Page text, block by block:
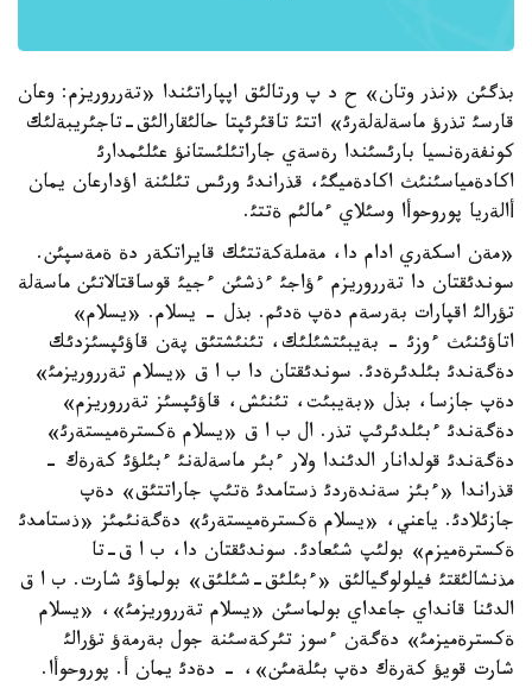
بذگئن «نذر وتان» ح د پ ورتالئق اپپاراتئندا «تةرروريزم: وعان
قارسئ تذرؤ ماسةلةلةرئ» اتتئ تاقئرئپتا حالئقارالئق-تاجئريبةلئك
كونفةرةنسيا بارئسئندا رةسةي جاراتئلئستانؤ عئلئمدارئ
اكادةمياسئنئث اكادةميگئ، قذراندئ ورئس تئلئنة اؤدارعان يمان
أالةريا پوروحوأا وسئلاي ءمالئم ةتتئ.
«مةن اسكةري ادام دا، مةملةكةتتئك قايراتكةر دة ةمةسپئن.
سوندئقتان دا تةرروريزم ءؤاجئ ءذشئن ءجيئ قوساقتالاتئن ماسةلة
تؤرالئ اقپارات بةرسةم دةپ ةدئم. بذل - يسلام. «يسلام»
اتاؤئنئث ءوزئ - بةيبئتشئلئك، تئنئشتئق پةن قاؤئپسئزدئك
دةگةندئ بئلدئرةدئ. سوندئقتان دا ب ا ق «يسلام تةرروريزمئ»
دةپ جازسا، بذل «بةيبئت، تئنئش، قاؤئپسئز تةرروريزم»
دةگةندئ ءبئلدئرئپ تذر. ال ب ا ق «يسلام ةكسترةميستةرئ»
دةگةندئ قولدانار الدئندا ولار ءبئر ماسةلةنئ ءبئلؤئ كةرةك -
قذراندا «ءبئز سةندةردئ ذستامدئ ةتئپ جاراتتئق» دةپ
جازئلادئ. ياعني، «يسلام ةكسترةميستةرئ» دةگةنئمئز «ذستامدئ
ةكسترةميزم» بولئپ شئعادئ. سوندئقتان دا، ب ا ق-تا
مذنشالئقتئ فيلولوگيالئق «ءبئلئق-شئلئق» بولماؤئ شارت. ب ا ق
الدئنا قانداي جاعداي بولماسئن «يسلام تةرروريزمئ»، «يسلام
ةكسترةميزمئ» دةگةن ءسوز تئركةسئنة جول بةرمةؤ تؤرالئ
شارت قويؤ كةرةك دةپ بئلةمئن»، - دةدئ يمان أ. پوروحوأا.